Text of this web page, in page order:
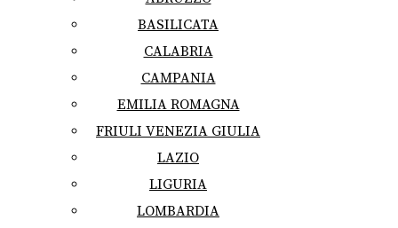
BASILICATA
CALABRIA
CAMPANIA
EMILIA ROMAGNA
FRIULI VENEZIA GIULIA
LAZIO
LIGURIA
LOMBARDIA